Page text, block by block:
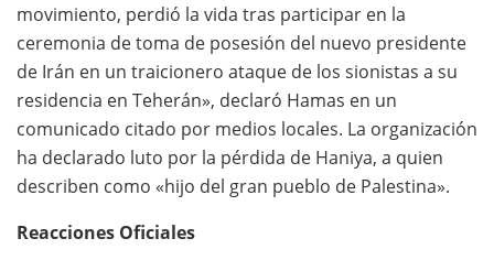
movimiento, perdió la vida tras participar en la
ceremonia de toma de posesión del nuevo presidente
de Irán en un traicionero ataque de los sionistas a su
residencia en Teherán», declaró Hamas en un
comunicado citado por medios locales. La organización
ha declarado luto por la pérdida de Haniya, a quien
describen como «hijo del gran pueblo de Palestina».
Reacciones Oficiales